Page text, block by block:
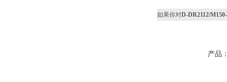
如果你对D-DR2112/
产品